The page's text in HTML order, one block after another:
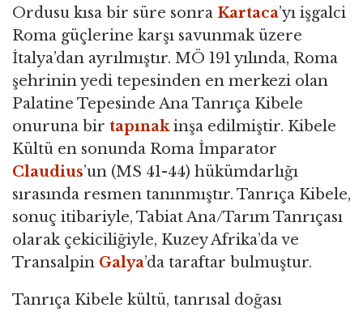
Ordusu kısa bir süre sonra Kartaca’yı işgalci
Roma güçlerine karşı savunmak üzere
İtalya’dan ayrılmıştır. MÖ 191 yılında, Roma
şehrinin yedi tepesinden en merkezi olan
Palatine Tepesinde Ana Tanrıça Kibele
onuruna bir tapınakinşa edilmiştir. Kibele
Kültü en sonunda Roma İmparator
Claudius’un (MS 41-44) hükümdarlığı
sırasında resmen tanınmıştır. Tanrıça Kibele,
sonuç itibariyle, Tabiat Ana/Tarım Tanrıçası
olarak çekiciliğiyle, Kuzey Afrika’da ve
Transalpin Galya’da taraftar bulmuştur.
Tanrıça Kibele kültü, tanrısal doğası